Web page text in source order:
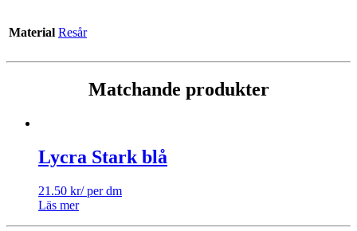
Material Resår
Matchande produkter
Lycra Stark blå
21.50 kr/ per dm
Läs mer